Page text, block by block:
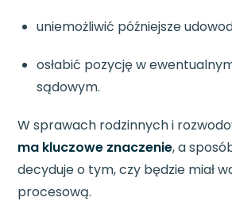
uniemożliwić późniejsze
osłabić pozycję w
sądowym.
W sprawach rodzinnych i
ma kluczowe znaczenie, a
decyduje o tym, czy będzie miał
procesową.